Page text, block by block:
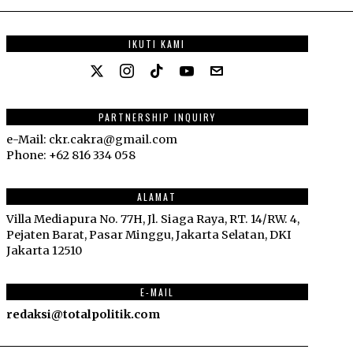
IKUTI KAMI
PARTNERSHIP INQUIRY
e-Mail: ckr.cakra@gmail.com
Phone: +62 816 334 058
ALAMAT
Villa Mediapura No. 77H, Jl. Siaga Raya, RT. 14/RW. 4,
Pejaten Barat, Pasar Minggu, Jakarta Selatan, DKI
Jakarta 12510
E-MAIL
redaksi@totalpolitik.com